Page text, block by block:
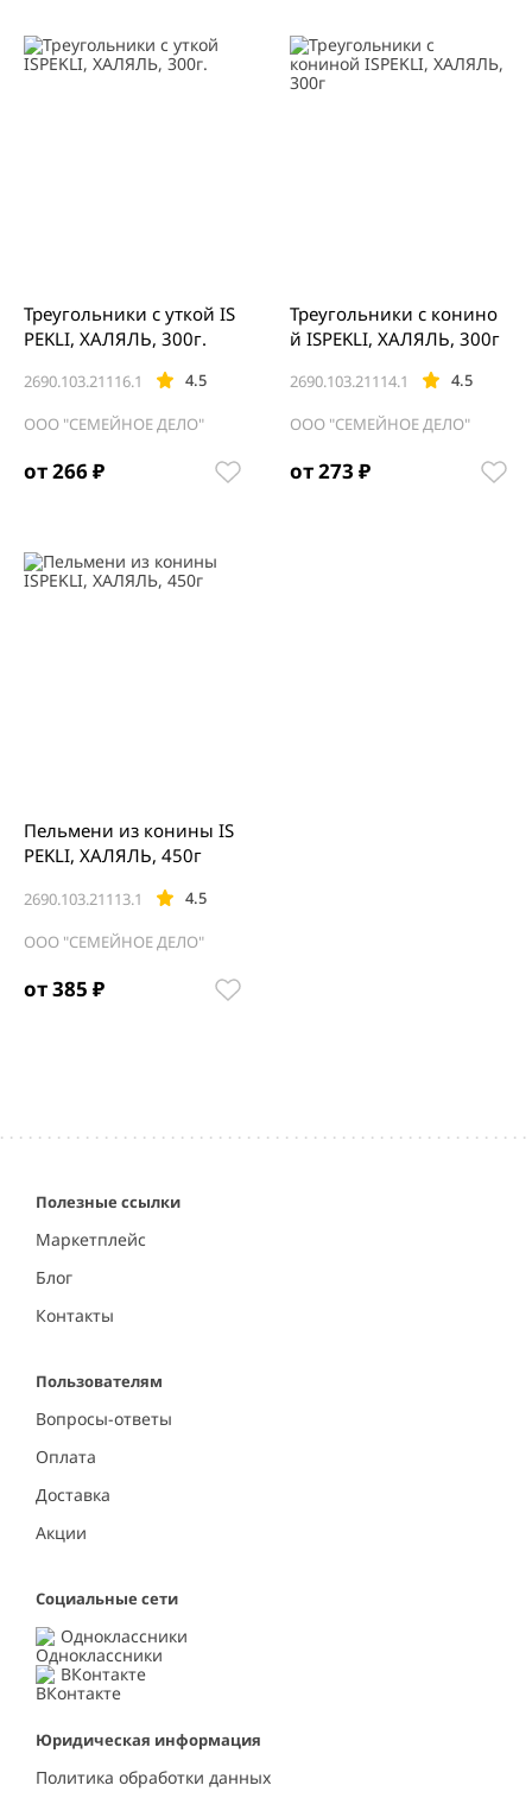
от 266 ₽
2690.103.21116.1 4.5
Треугольники с уткой IS
PEKLI, ХАЛЯЛЬ, 300г.
ООО "СЕМЕЙНОЕ ДЕЛО"
от 273 ₽
2690.103.21114.1 4.5
Треугольники с конино
й ISPEKLI, ХАЛЯЛЬ, 300г
ООО "СЕМЕЙНОЕ ДЕЛО"
от 385 ₽
2690.103.21113.1 4.5
Пельмени из конины IS
PEKLI, ХАЛЯЛЬ, 450г
ООО "СЕМЕЙНОЕ ДЕЛО"
Полезные ссылки
Маркетплейс
Блог
Контакты
Пользователям
Вопросы-ответы
Оплата
Доставка
Акции
Социальные сети
Одноклассники
ВКонтакте
Юридическая информация
Политика обработки данных